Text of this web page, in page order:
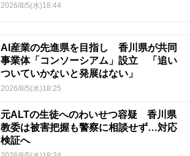
2026/8/5(水)18:44
AI産業の先進県を目指し 香川県が共同
事業体「コンソーシアム」設立 「追い
ついていかないと発展はない」
2026/8/5(水)18:25
元ALTの生徒へのわいせつ容疑 香川県
教委は被害把握も警察に相談せず…対応
検証へ